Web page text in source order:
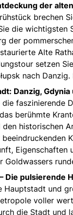
der
brechen
die wichtigsten
der
Alte
setzen
nach
Danzig, Gdynia
faszinierende
berühmte
den historischen
Eigenschaften
Goldwassers
Die pulsierende
Hauptstadt und
voller
die Stadt und